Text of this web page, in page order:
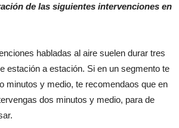
de las siguientes intervenciones en
habladas al aire suelen durar tres
estación a estación. Si en un segmento te
minutos y medio, te recomendaos que en
dos minutos y medio, para de